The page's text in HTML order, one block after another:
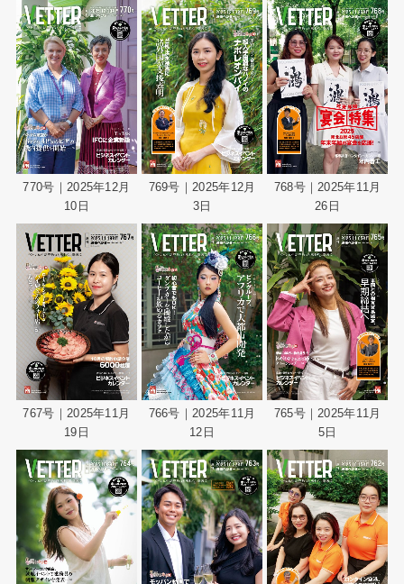
770号｜2025年12月
10日
769号｜2025年12月
3日
768号｜2025年11月
26日
767号｜2025年11月
19日
766号｜2025年11月
12日
765号｜2025年11月
5日